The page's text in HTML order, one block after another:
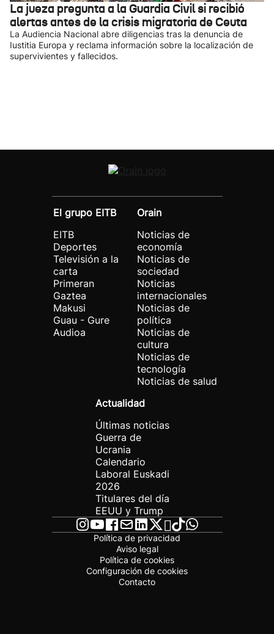
La jueza pregunta a la Guardia Civil si recibió
alertas antes de la crisis migratoria de Ceuta
La Audiencia Nacional abre diligencias tras la denuncia de
Iustitia Europa y reclama información sobre la localización de
supervivientes y fallecidos.
El grupo EITB
EITB
Deportes
Televisión a la
carta
Primeran
Gaztea
Makusi
Guau - Gure
Audioa
Orain
Noticias de
economía
Noticias de
sociedad
Noticias
internacionales
Noticias de
política
Noticias de
cultura
Noticias de
tecnología
Noticias de salud
Actualidad
Últimas noticias
Guerra de
Ucrania
Calendario
Laboral Euskadi
2026
Titulares del día
EEUU y Trump
Política de privacidad
Aviso legal
Política de cookies
Configuración de cookies
Contacto